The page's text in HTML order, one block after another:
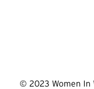
© 2023 Women In